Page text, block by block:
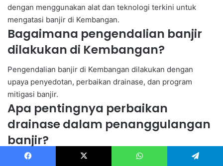
dengan menggunakan alat dan teknologi terkini untuk
mengatasi banjir di Kembangan.
Bagaimana pengendalian banjir
dilakukan di Kembangan?
Pengendalian banjir di Kembangan dilakukan dengan
upaya penyedotan, perbaikan drainase, dan program
mitigasi banjir.
Apa pentingnya perbaikan
drainase dalam penanggulangan
banjir?
Perbaikan drainase sangat penting dalam penanggulangan